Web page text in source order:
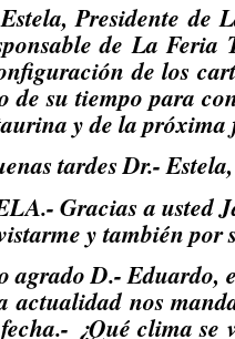
Presidente de
de La
de los
de su tiempo para
y de la próxima
tardes Dr.-
Gracias a usted
y también por
agrado D.- Eduardo,
actualidad nos
¿Qué clima se